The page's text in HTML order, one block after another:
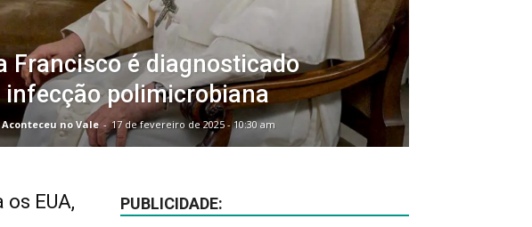
Francisco é diagnosticado
infecção polimicrobiana
no Vale - 17 de fevereiro de 2025 - 10:30 am
EUA,
PUBLICIDADE: